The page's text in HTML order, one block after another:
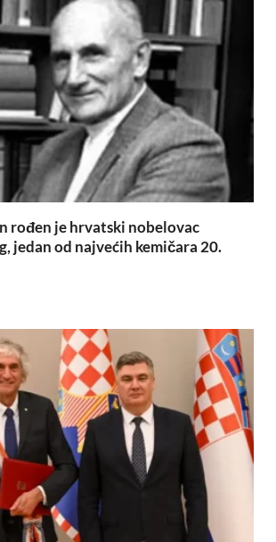
rođen je hrvatski nobelovac
jedan od najvećih kemičara 20.